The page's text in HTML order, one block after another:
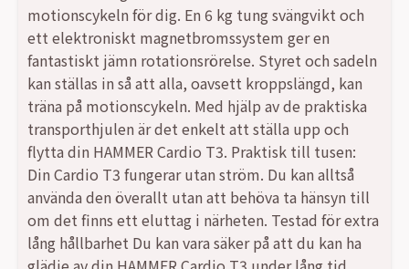
motionscykeln för dig. En 6 kg tung svängvikt och
ett elektroniskt magnetbromssystem ger en
fantastiskt jämn rotationsrörelse. Styret och sadeln
kan ställas in så att alla, oavsett kroppslängd, kan
träna på motionscykeln. Med hjälp av de praktiska
transporthjulen är det enkelt att ställa upp och
flytta din HAMMER Cardio T3. Praktisk till tusen:
Din Cardio T3 fungerar utan ström. Du kan alltså
använda den överallt utan att behöva ta hänsyn till
om det finns ett eluttag i närheten. Testad för extra
lång hållbarhet Du kan vara säker på att du kan ha